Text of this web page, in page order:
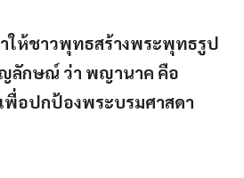
ให้ชาวพุทธสร้างพระพุทธรูป
ลักษณ์ ว่า พญานาค คือ
พื่อปกป้องพระบรมศาสดา